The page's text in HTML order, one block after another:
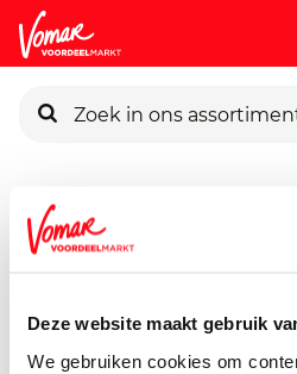
Deze website maakt gebruik
We gebruiken cookies om
Pincode vergeten
Persoonlijk KIK-account
Assortiment
200 gram